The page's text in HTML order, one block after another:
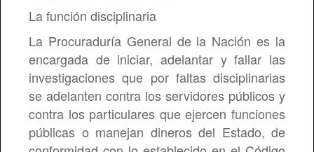
La función disciplinaria
La Procuraduría General de la Nación es la
encargada de iniciar, adelantar y fallar las
investigaciones que por faltas disciplinarias
se adelanten contra los servidores públicos y
contra los particulares que ejercen funciones
públicas o manejan dineros del Estado, de